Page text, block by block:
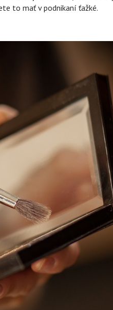
to mať v podnikaní ťažké.